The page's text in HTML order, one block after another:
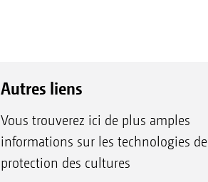
Autres liens
Vous trouverez ici de plus amples
informations sur les technologies de
protection des cultures